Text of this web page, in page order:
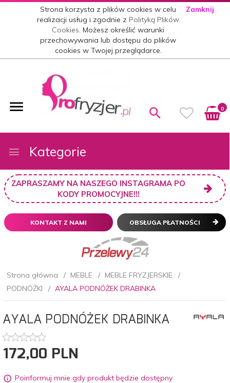
Strona korzysta z plików cookies w celu
realizacji usług i zgodnie zPolityką Plików
Cookies. Możesz określić warunki
przechowywania lub dostępu do plików
cookies w Twojej przeglądarce.
Zamknij
0
Kategorie
ZAPRASZAMY NA NASZEGO INSTAGRAMA PO
KODY PROMOCYJNE!!!
KONTAKT Z NAMI OBSŁUGA PŁATNOŚCI
Strona główna MEBLE
MEBLE FRYZJERSKIE
PODNÓŻKI
AYALA PODNÓŻEK DRABINKA
AYALA PODNÓŻEK DRABINKA
172,00 PLN
Poinformuj mnie gdy produkt będzie dostępny